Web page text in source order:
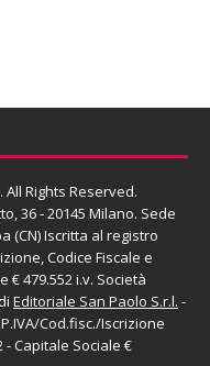
Rights Reserved.
36 - 20145 Milano. Sede
(CN) Iscritta al registro
Codice Fiscale e
€ 479.552 i.v. Società
Editoriale San Paolo S.r.l. -
Cod.fisc./Iscrizione
- Capitale Sociale €